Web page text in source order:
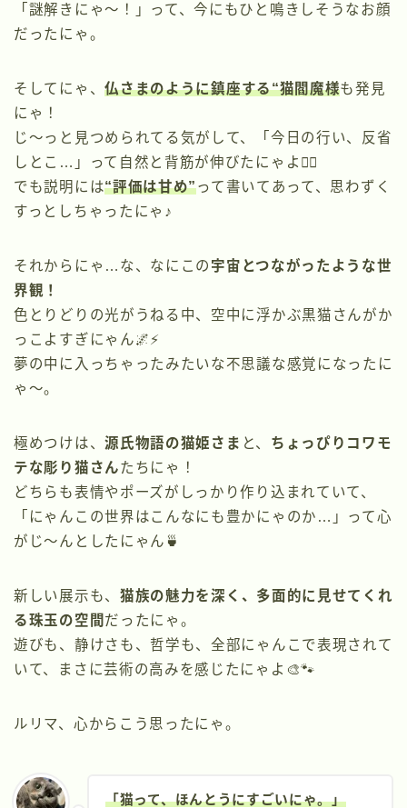
「謎解きにゃ〜！」って、今にもひと鳴きしそうなお顔
だったにゃ。
そしてにゃ、仏さまのように鎮座する“猫閻魔様も発見
にゃ！
じ〜っと見つめられてる気がして、「今日の行い、反省
しとこ…」って自然と背筋が伸びたにゃよ🧘‍♀️
でも説明には“評価は甘め”って書いてあって、思わずく
すっとしちゃったにゃ♪
それからにゃ…な、なにこの 宇宙とつながったような世
界観！
色とりどりの光がうねる中、空中に浮かぶ黒猫さんがか
っこよすぎにゃん🌌⚡
夢の中に入っちゃったみたいな不思議な感覚になったに
ゃ〜。
極めつけは、源氏物語の猫姫さま と、 ちょっぴりコワモ
テな彫り猫さんたちにゃ！
どちらも表情やポーズがしっかり作り込まれていて、
「にゃんこの世界はこんなにも豊かにゃのか…」って心
がじ〜んとしたにゃん🍵
新しい展示も、 猫族の魅力を深く、多面的に見せてくれ
る珠玉の空間 だったにゃ。
遊びも、静けさも、哲学も、全部にゃんこで表現されて
いて、まさに芸術の高みを感じたにゃよ🎨🐾
ルリマ、心からこう思ったにゃ。
「猫って、ほんとうにすごいにゃ。」